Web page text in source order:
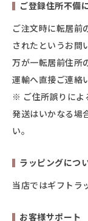
ご登録住所不備
ご注文時に転居前
されたというお問
万が一転居前住所
運輸へ直接ご連絡
※ ご住所誤りによ
発送はいかなる場
い。
ラッピングにつ
当店ではギフトラ
お客様サポート